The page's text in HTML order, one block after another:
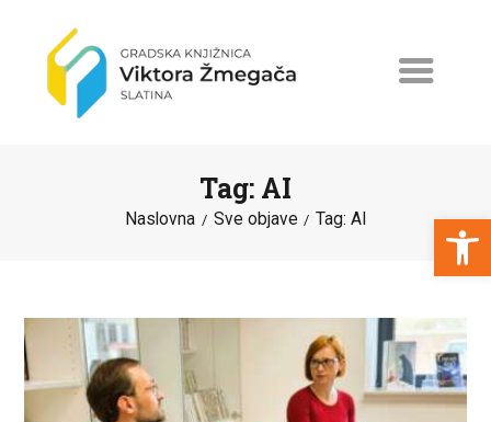
Open toolbar
Tag: AI
Naslovna Sve objave Tag: AI
NOVOSTI
ERASMUS+
PROGRAMI I PROJEKTI